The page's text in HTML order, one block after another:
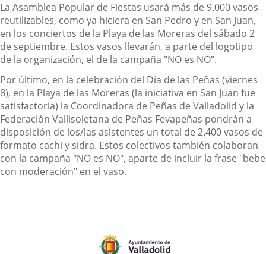
La Asamblea Popular de Fiestas usará más de 9.000 vasos
reutilizables, como ya hiciera en San Pedro y en San Juan,
en los conciertos de la Playa de las Moreras del sábado 2
de septiembre. Estos vasos llevarán, a parte del logotipo
de la organización, el de la campaña "NO es NO".
Por último, en la celebración del Día de las Peñas (viernes
8), en la Playa de las Moreras (la iniciativa en San Juan fue
satisfactoria) la Coordinadora de Peñas de Valladolid y la
Federación Vallisoletana de Peñas Fevapeñas pondrán a
disposición de los/las asistentes un total de 2.400 vasos de
formato cachi y sidra. Estos colectivos también colaboran
con la campaña "NO es NO", aparte de incluir la frase "bebe
con moderación" en el vaso.